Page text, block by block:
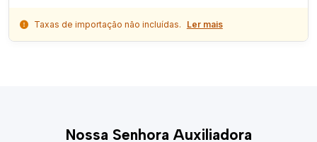
Taxas de importação não incluídas. Ler mais
Nossa Senhora Auxiliadora